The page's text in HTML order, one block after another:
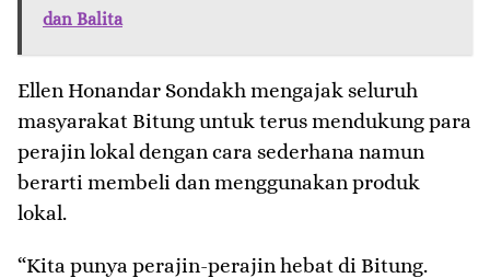
dan Balita
Ellen Honandar Sondakh mengajak seluruh
masyarakat Bitung untuk terus mendukung para
perajin lokal dengan cara sederhana namun
berarti membeli dan menggunakan produk
lokal.
“Kita punya perajin-perajin hebat di Bitung.